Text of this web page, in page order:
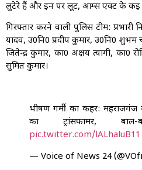
लुटेरे हैं और इन पर लूट, आर्म्स एक्ट के कई
गिरफ्तार करने वाली पुलिस टीम: प्रभारी
यादव, उ0नि0 प्रदीप कुमार, उ0नि0 शुभम
जितेन्द्र कुमार, का0 अक्षय त्यागी, का0
सुमित कुमार।
भीषण गर्मी का कहर:
का ट्रांसफार्मर,
pic.twitter.com/lALhaluB11
— Voice of News 24